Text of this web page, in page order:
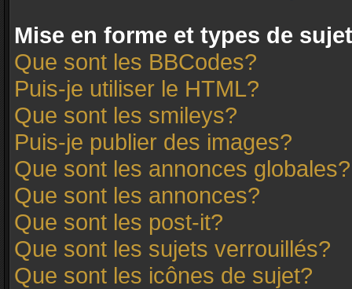
Mise en forme et types de sujet
Que sont les BBCodes?
Puis-je utiliser le HTML?
Que sont les smileys?
Puis-je publier des images?
Que sont les annonces globales?
Que sont les annonces?
Que sont les post-it?
Que sont les sujets verrouillés?
Que sont les icônes de sujet?